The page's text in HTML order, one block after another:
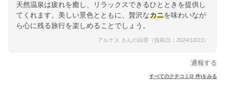
天然温泉は疲れを癒し、リラックスできるひとときを提供し
てくれます。美しい景色とともに、贅沢なカニを味わいなが
ら心に残る旅行を楽しめることでしょう。
アルナヌ さんの回答（投稿日：2024/10/23）
通報する
すべてのクチコミ(2 件)をみる